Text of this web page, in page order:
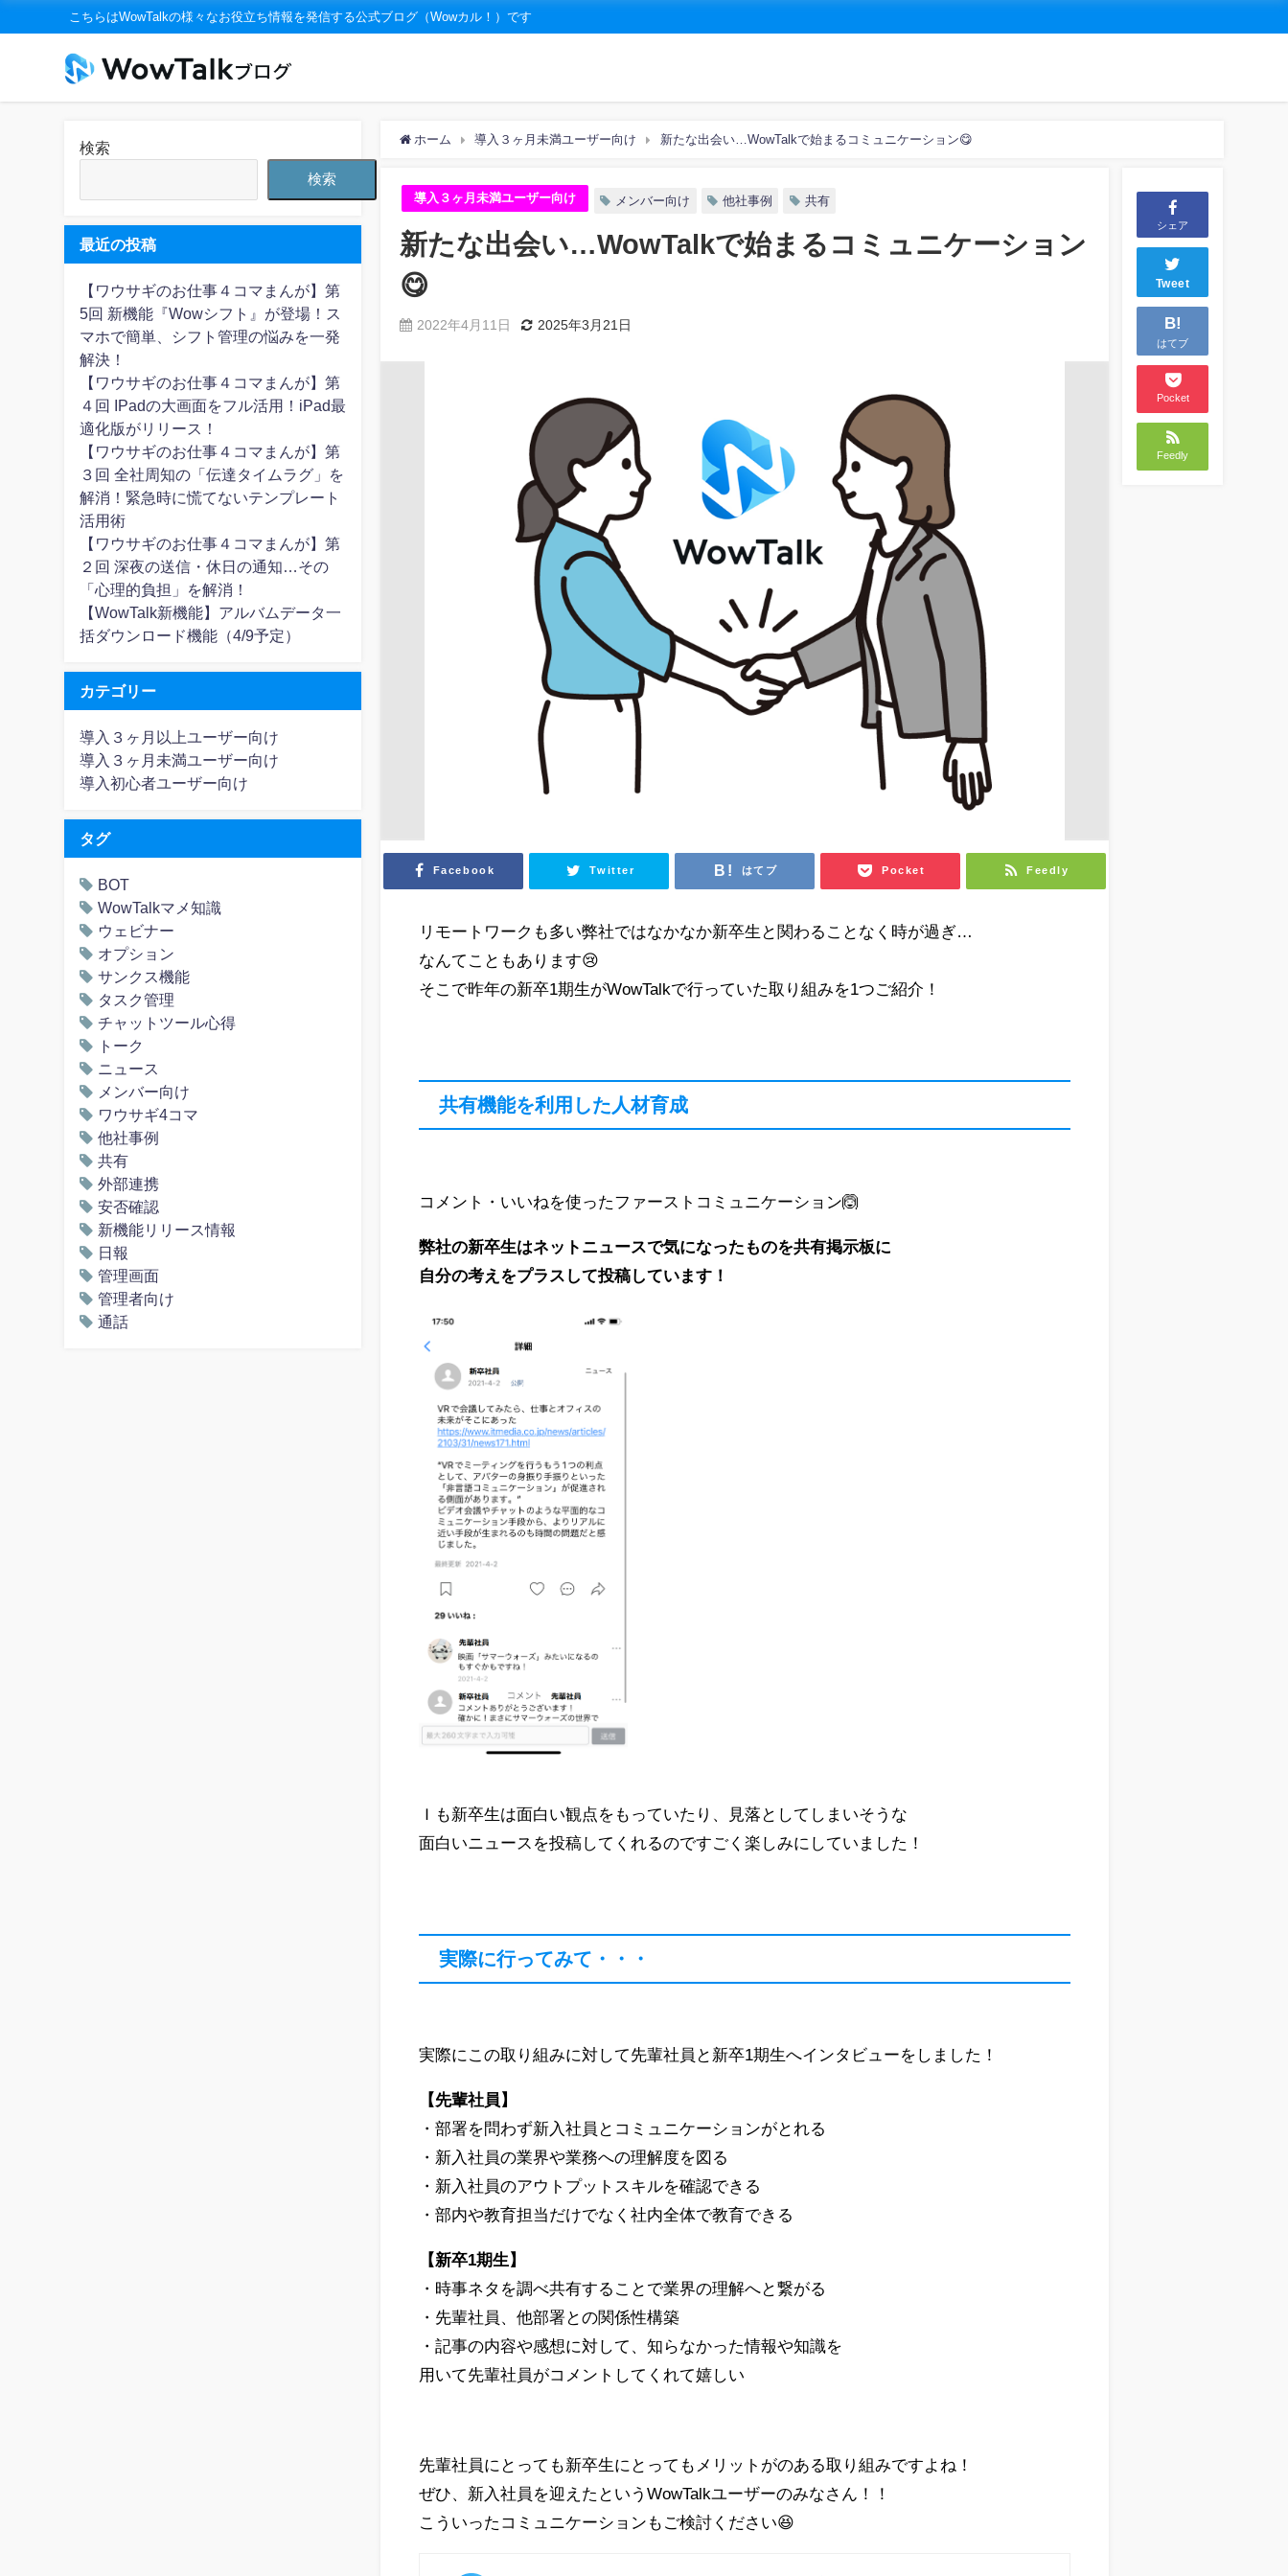
こちらはWowTalkの様々なお役立ち情報を発信する公式ブログ（Wowカル！）です
ホーム 導入３ヶ月未満ユーザー向け 新たな出会い…WowTalkで始まるコミュニケーション😋
シェア
Tweet
B!
はてブ
Pocket
Feedly
導入３ヶ月未満ユーザー向け メンバー向け 他社事例 共有
新たな出会い…WowTalkで始まるコミュニケーション
😋
2022年4月11日 2025年3月21日
Facebook Twitter はてブ Pocket Feedly
リモートワークも多い弊社ではなかなか新卒生と関わることなく時が過ぎ…
なんてこともあります😢
そこで昨年の新卒1期生がWowTalkで行っていた取り組みを1つご紹介！
共有機能を利用した人材育成
コメント・いいねを使ったファーストコミュニケーション🙆
弊社の新卒生はネットニュースで気になったものを共有掲示板に
自分の考えをプラスして投稿しています！
Ｉも新卒生は面白い観点をもっていたり、見落としてしまいそうな
面白いニュースを投稿してくれるのですごく楽しみにしていました！
実際に行ってみて・・・
実際にこの取り組みに対して先輩社員と新卒1期生へインタビューをしました！
【先輩社員】
・部署を問わず新入社員とコミュニケーションがとれる
・新入社員の業界や業務への理解度を図る
・新入社員のアウトプットスキルを確認できる
・部内や教育担当だけでなく社内全体で教育できる
【新卒1期生】
・時事ネタを調べ共有することで業界の理解へと繋がる
・先輩社員、他部署との関係性構築
・記事の内容や感想に対して、知らなかった情報や知識を
用いて先輩社員がコメントしてくれて嬉しい
先輩社員にとっても新卒生にとってもメリットがのある取り組みですよね！
ぜひ、新入社員を迎えたというWowTalkユーザーのみなさん！！
こういったコミュニケーションもご検討ください😆
検索
検索
最近の投稿
【ワウサギのお仕事４コマまんが】第
5回 新機能『Wowシフト』が登場！ス
マホで簡単、シフト管理の悩みを一発
解決！
【ワウサギのお仕事４コマまんが】第
４回 IPadの大画面をフル活用！iPad最
適化版がリリース！
【ワウサギのお仕事４コマまんが】第
３回 全社周知の「伝達タイムラグ」を
解消！緊急時に慌てないテンプレート
活用術
【ワウサギのお仕事４コマまんが】第
２回 深夜の送信・休日の通知…その
「心理的負担」を解消！
【WowTalk新機能】アルバムデータ一
括ダウンロード機能（4/9予定）
カテゴリー
導入３ヶ月以上ユーザー向け
導入３ヶ月未満ユーザー向け
導入初心者ユーザー向け
タグ
BOT
WowTalkマメ知識
ウェビナー
オプション
サンクス機能
タスク管理
チャットツール心得
トーク
ニュース
メンバー向け
ワウサギ4コマ
他社事例
共有
外部連携
安否確認
新機能リリース情報
日報
管理画面
管理者向け
通話